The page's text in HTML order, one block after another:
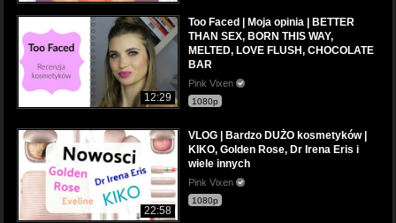
12:29
Too Faced | Moja opinia | BETTER
THAN SEX, BORN THIS WAY,
MELTED, LOVE FLUSH, CHOCOLATE
BAR
Pink Vixen
1080p
22:58
VLOG | Bardzo DUŻO kosmetyków |
KIKO, Golden Rose, Dr Irena Eris i
wiele innych
Pink Vixen
1080p